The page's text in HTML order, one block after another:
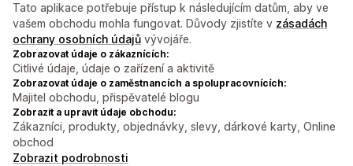
Tato aplikace potřebuje přístup k následujícím datům, aby ve
vašem obchodu mohla fungovat. Důvody zjistíte v zásadách
ochrany osobních údajů vývojáře.
Zobrazovat údaje o zákaznících:
Citlivé údaje, údaje o zařízení a aktivitě
Zobrazovat údaje o zaměstnancích a spolupracovnících:
Majitel obchodu, přispěvatelé blogu
Zobrazit a upravit údaje obchodu:
Zákazníci, produkty, objednávky, slevy, dárkové karty, Online
obchod
Zobrazit podrobnosti